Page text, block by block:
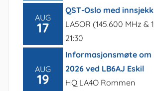
AUG
17
QST-Oslo med
LA5OR (145.600 MHz &
21:30
AUG
19
Informasjonsmøte om
2026 ved LB6AJ Eskil
HQ LA4O Rommen